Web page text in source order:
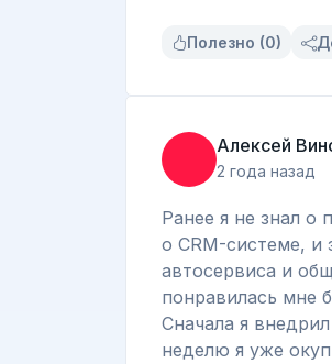
Полезно (0)
Алексей
2 года назад
Ранее я не знал о
о CRM-системе, и
автосервиса и
понравилась мне
Сначала я
неделю я уже